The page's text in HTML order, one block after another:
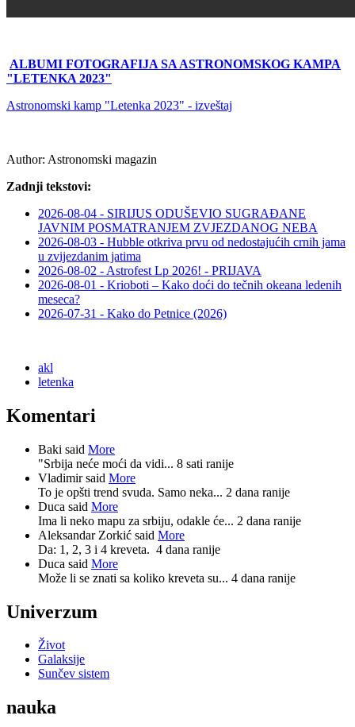
ALBUMI FOTOGRAFIJA SA ASTRONOMSKOG KAMPA
"LETENKA 2023"
Astronomski kamp "Letenka 2023" - izveštaj
Author: Astronomski magazin
Zadnji tekstovi:
2026-08-04 - SIRIJUS ODUŠEVIO SUGRAĐANE
JAVNIM POSMATRANJEM ZVJEZDANOG NEBA
2026-08-03 - Hubble otkriva prvu od nedostajućih crnih jama
u zvijezdanim jatima
2026-08-02 - Astrofest Lp 2026! - PRIJAVA
2026-08-01 - Krioboti – Kako doći do tečnih okeana ledenih
meseca?
2026-07-31 - Kako do Petnice (2026)
akl
letenka
Komentari
Baki said More
"Srbija neće moći da vidi... 8 sati ranije
Vladimir said More
To je opšti trend svuda. Samo neka... 2 dana ranije
Duca said More
Ima li neko mapu za srbiju, odakle će... 2 dana ranije
Aleksandar Zorkić said More
Da: 1, 2, 3 i 4 kreveta. 4 dana ranije
Duca said More
Može li se znati sa koliko kreveta su... 4 dana ranije
Univerzum
Život
Galaksije
Sunčev sistem
nauka